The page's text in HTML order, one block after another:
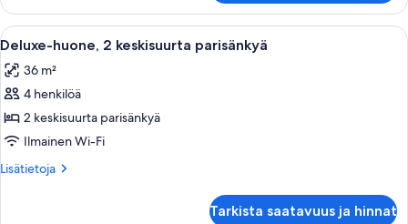
(One
Room)
Avaa
kaikki
huonetyypin
Deluxe-
huone,
2
keskisuurta
parisänkyä
Hotellihuone, jossa on sänky,
7
Deluxe-huone, 2 keskisuurta parisänkyä
36 m²
4 henkilöä
2 keskisuurta parisänkyä
Ilmainen Wi-Fi
Lisätietoja
Lisätietoja
Tarkista saatavuus ja hinnat